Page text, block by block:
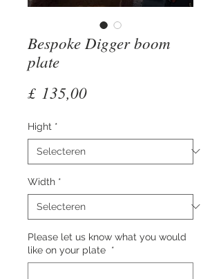
Bespoke Digger boom
plate
£ 135,00Prijs
Hight *
Width *
Please let us know what you would
like on your plate *